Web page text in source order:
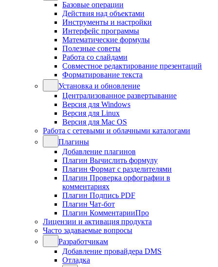
Базовые операции
Действия над объектами
Инструменты и настройки
Интерфейс программы
Математические формулы
Полезные советы
Работа со слайдами
Совместное редактирование презентаций
Форматирование текста
Установка и обновление
Централизованное развертывание
Версия для Windows
Версия для Linux
Версия для Mac OS
Работа с сетевыми и облачными каталогами
Плагины
Добавление плагинов
Плагин Вычислить формулу
Плагин Формат с разделителями
Плагин Проверка орфографии в
комментариях
Плагин Подпись PDF
Плагин Чат-бот
Плагин КомментарииПро
Лицензии и активация продукта
Часто задаваемые вопросы
Разработчикам
Добавление провайдера DMS
Отладка